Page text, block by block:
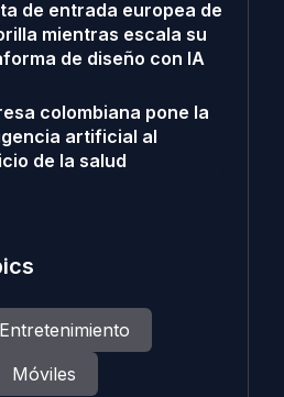
de entrada europea de
mientras escala su
de diseño con IA
colombiana pone la
artificial al
de la salud
Entretenimiento
Móviles